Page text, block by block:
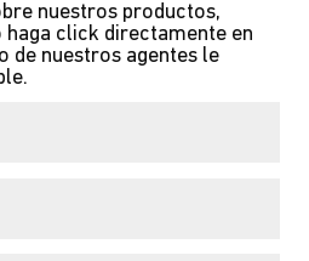
nuestros productos,
click directamente en
de nuestros agentes le